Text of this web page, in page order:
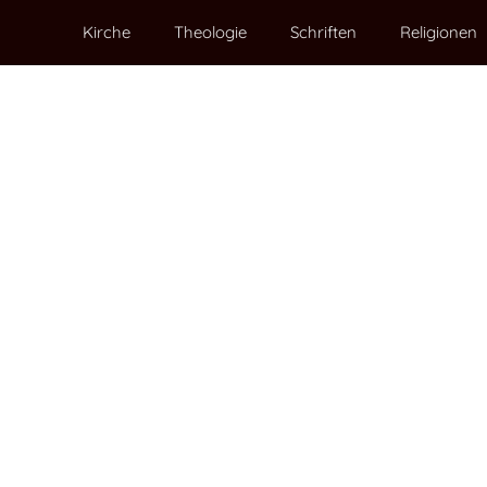
Kirche Theologie Schriften Religionen